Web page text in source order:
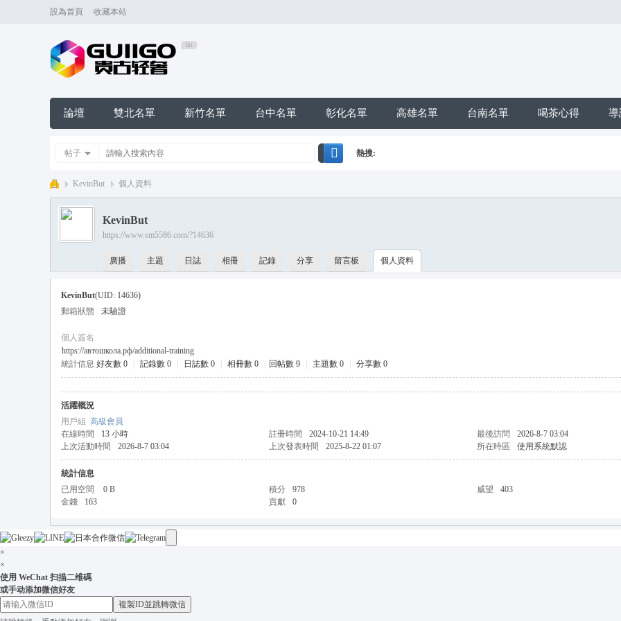
設為首頁 收藏本站
論壇 雙北名單 新竹名單 台中名單 彰化名單 高雄名單 台南名單 喝茶心得 導
帖子 熱搜:
台
潼
+
e
gr
› KevinBut › 個人資料
KevinBut
https://www.sm5586.com/?14636
廣播 主題 日誌 相冊 記錄 分享 留言板 個人資料
KevinBut(UID: 14636)
郵箱狀態
未驗證
個人簽名
https://автошкола.рф/additional-training
統計信息 好友數 0 記錄數 0 日誌數 0 相冊數 0 回帖數 9 主題數 0 分享數 0
活躍概況
用戶組 高級會員
在線時間
13 小時 註冊時間 2024-10-21 14:49 最後訪問
2026-8-7 03:04
上次活動時間
2026-8-7 03:04 上次發表時間 2025-8-22 01:07 所在時區 使用系統默認
統計信息
已用空間
0 B 積分 978 威望
403
金錢
163 貢獻 0
×
×
使用 WeChat 扫描二维碼
或手动添加微信好友
複製ID並跳轉微信